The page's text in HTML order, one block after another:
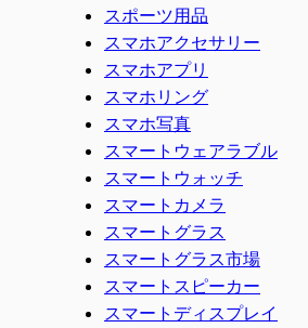
スポーツ用品
スマホアクセサリー
スマホアプリ
スマホリング
スマホ写真
スマートウェアラブル
スマートウォッチ
スマートカメラ
スマートグラス
スマートグラス市場
スマートスピーカー
スマートディスプレイ